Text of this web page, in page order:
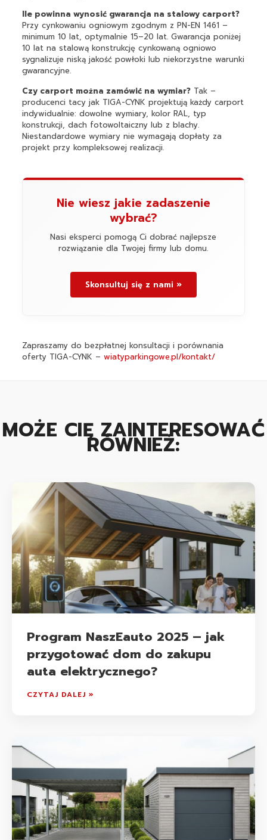
Ile powinna wynosić gwarancja na stalowy carport?
Przy cynkowaniu ogniowym zgodnym z PN-EN 1461 –
minimum 10 lat, optymalnie 15–20 lat. Gwarancja poniżej
10 lat na stalową konstrukcję cynkowaną ogniowo
sygnalizuje niską jakość powłoki lub niekorzystne warunki
gwarancyjne.
Czy carport można zamówić na wymiar?Tak –
producenci tacy jak TIGA-CYNK projektują każdy carport
indywidualnie: dowolne wymiary, kolor RAL, typ
konstrukcji, dach fotowoltaiczny lub z blachy.
Niestandardowe wymiary nie wymagają dopłaty za
projekt przy kompleksowej realizacji.
Nie wiesz jakie zadaszenie
wybrać?
Nasi eksperci pomogą Ci dobrać najlepsze
rozwiązanie dla Twojej firmy lub domu.
Skonsultuj się z nami »
Zapraszamy do bezpłatnej konsultacji i porównania
oferty TIGA-CYNK – wiatyparkingowe.pl/kontakt/
MOŻE CIĘ ZAINTERESOWAĆ
RÓWNIEŻ:
Program NaszEauto 2025 – jak
przygotować dom do zakupu
auta elektrycznego?
CZYTAJ DALEJ »